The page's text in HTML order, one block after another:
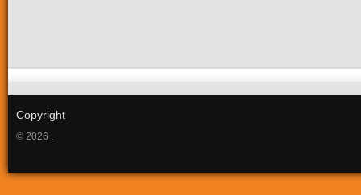
Copyright
© 2026 .